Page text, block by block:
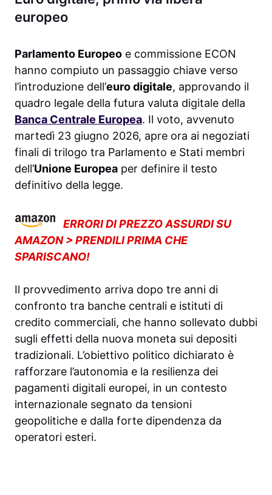
europeo
Parlamento Europeo e commissione ECON
hanno compiuto un passaggio chiave verso
l’introduzione dell’euro digitale, approvando il
quadro legale della futura valuta digitale della
Banca Centrale Europea. Il voto, avvenuto
martedì 23 giugno 2026, apre ora ai negoziati
finali di trilogo tra Parlamento e Stati membri
dell’Unione Europea per definire il testo
definitivo della legge.
ERRORI DI PREZZO ASSURDI SU
AMAZON > PRENDILI PRIMA CHE
SPARISCANO!
Il provvedimento arriva dopo tre anni di
confronto tra banche centrali e istituti di
credito commerciali, che hanno sollevato dubbi
sugli effetti della nuova moneta sui depositi
tradizionali. L’obiettivo politico dichiarato è
rafforzare l’autonomia e la resilienza dei
pagamenti digitali europei, in un contesto
internazionale segnato da tensioni
geopolitiche e dalla forte dipendenza da
operatori esteri.